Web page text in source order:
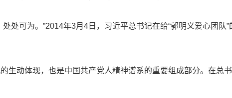
处可为。”2014年3月4日，习近平总书记在给“郭明义爱心团队
生动体现，也是中国共产党人精神谱系的重要组成部分。在总